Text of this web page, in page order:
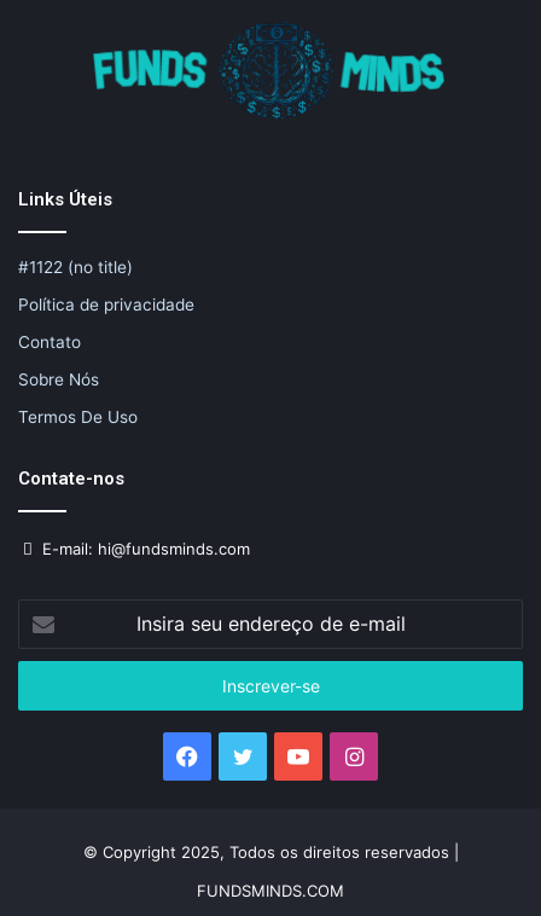
Links Úteis
#1122 (no title)
Política de privacidade
Contato
Sobre Nós
Termos De Uso
Contate-nos
E-mail: hi@fundsminds.com
Insira
seu
endereço
e-
Facebook
Twitter YouTubeInstagram
© Copyright 2025, Todos os direitos reservados |
FUNDSMINDS.COM